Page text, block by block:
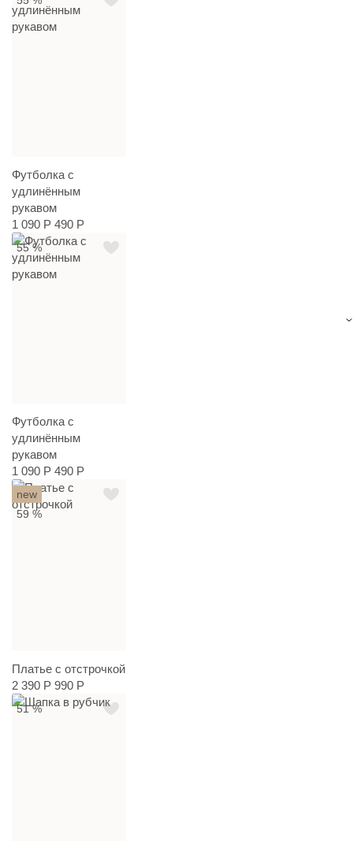
Футболка с
удлинённым
рукавом
1 090 Р 490 Р
55 %
Футболка с
удлинённым
рукавом
1 090 Р 490 Р
new
59 %
Платье с отстрочкой
2 390 Р 990 Р
51 %